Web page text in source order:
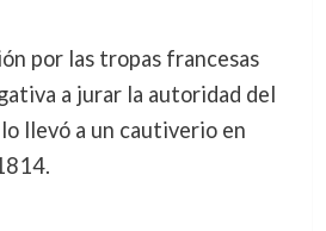
por las tropas francesas
a jurar la autoridad del
llevó a un cautiverio en